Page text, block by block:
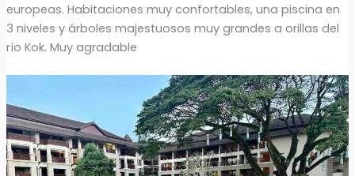
europeas. Habitaciones muy confortables, una piscina en
3 niveles y árboles majestuosos muy grandes a orillas del
río Kok. Muy agradable